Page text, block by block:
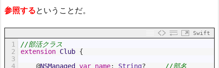
参照するということだ。
Swift
1
2
3
4
//部活クラス
extension Club {
@NSManaged var name: String?
//部名